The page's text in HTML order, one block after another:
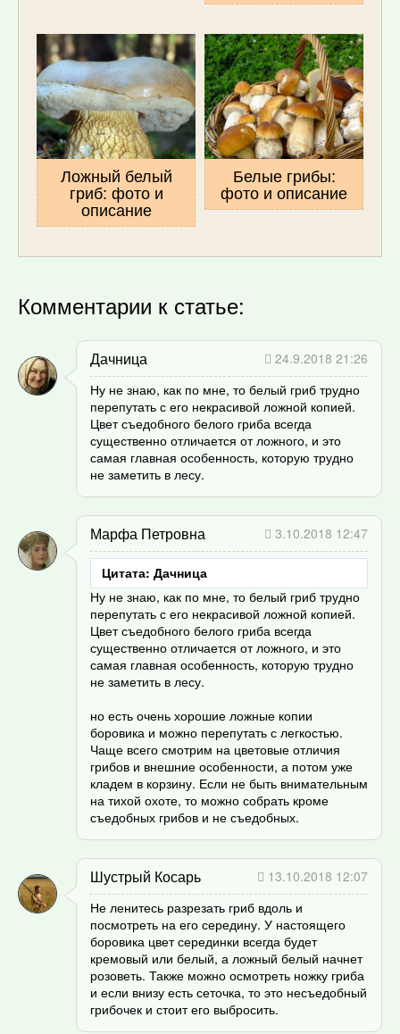
Ложный белый
гриб: фото и
описание
Белые грибы:
фото и описание
Комментарии к статье:
Дачница
24.9.2018 21:26
Ну не знаю, как по мне, то белый гриб трудно
перепутать с его некрасивой ложной копией.
Цвет съедобного белого гриба всегда
существенно отличается от ложного, и это
самая главная особенность, которую трудно
не заметить в лесу.
Марфа Петровна 3.10.2018 12:47
Цитата: Дачница
Ну не знаю, как по мне, то белый гриб трудно
перепутать с его некрасивой ложной копией.
Цвет съедобного белого гриба всегда
существенно отличается от ложного, и это
самая главная особенность, которую трудно
не заметить в лесу.
но есть очень хорошие ложные копии
боровика и можно перепутать с легкостью.
Чаще всего смотрим на цветовые отличия
грибов и внешние особенности, а потом уже
кладем в корзину. Если не быть внимательным
на тихой охоте, то можно собрать кроме
съедобных грибов и не съедобных.
Шустрый Косарь
13.10.2018 12:07
Не ленитесь разрезать гриб вдоль и
посмотреть на его середину. У настоящего
боровика цвет серединки всегда будет
кремовый или белый, а ложный белый начнет
розоветь. Также можно осмотреть ножку гриба
и если внизу есть сеточка, то это несъедобный
грибочек и стоит его выбросить.